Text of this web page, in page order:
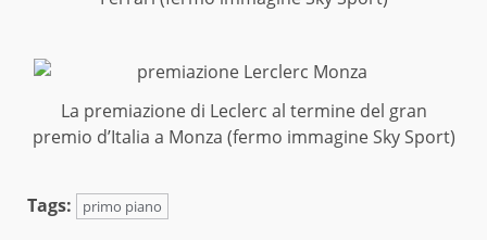
La premiazione di Leclerc al termine del gran
premio d’Italia a Monza (fermo immagine Sky Sport)
Tags: primo piano